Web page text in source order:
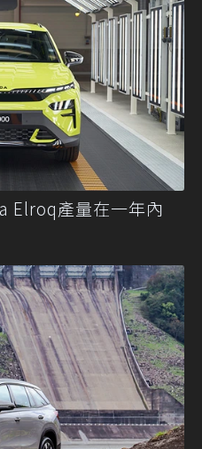
Elroq產量在一年內